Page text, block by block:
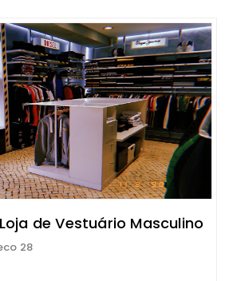
de Vestuário Masculino
28